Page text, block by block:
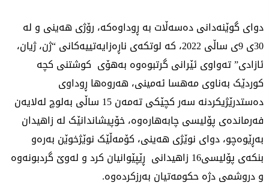
دوای گوێنەدانی دەسەڵات بە ڕوداوەکە، رۆژی هەینی و لە
30ی 9ی ساڵی 2022، کە لوتکەی ناڕەزایەتییەکانی “ژن، ژیان،
ئازادی” تەواوی ئێرانی گرتبوەوە بەهۆی کوشتنی کچە
کوردێک بەناوی مەهسا ئەمینی، هەروەها ڕوداوی
دەستدرێژیکردنە سەر کچێکی تەمەن 15 ساڵی بەلوچ لەلایەن
فەرماندەی پۆلیسی چابەهارەوە، خۆپیشاندانێک لە زاهیدان
بەڕێوەچو، دوای نوێژی هەینی، کۆمەڵێک نوێژخوێن بەرەو
بنکەی پۆلیسی16 زاهیدانی ڕێپێوانیان کرد و لەوێ گردبونەوە
و دروشمی دژە حکومەتیان بەرزکردەوە.